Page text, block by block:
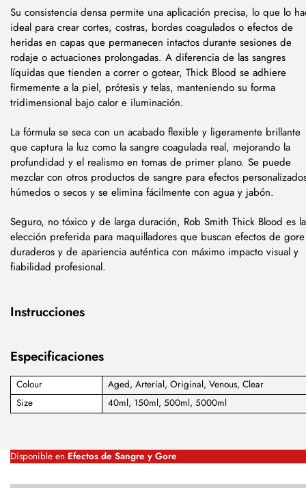
Su consistencia densa permite una aplicación precisa, lo que lo
ideal para crear cortes, costras, bordes coagulados o efectos de
heridas en capas que permanecen intactos durante sesiones de
rodaje o actuaciones prolongadas. A diferencia de las sangres
líquidas que tienden a correr o gotear, Thick Blood se adhiere
firmemente a la piel, prótesis y telas, manteniendo su forma
tridimensional bajo calor e iluminación.
La fórmula se seca con un acabado flexible y ligeramente brillante
que captura la luz como la sangre coagulada real, mejorando la
profundidad y el realismo en tomas de primer plano. Se puede
mezclar con otros productos de sangre para efectos
húmedos o secos y se elimina fácilmente con agua y jabón.
Seguro, no tóxico y de larga duración, Rob Smith Thick Blood es la
elección preferida para maquilladores que buscan efectos de gore
duraderos y de apariencia auténtica con máximo impacto visual y
fiabilidad profesional.
Instrucciones
Especificaciones
Colour
Aged, Arterial, Original, Venous, Clear
Size
40ml, 150ml, 500ml, 5000ml
Disponible en Efectos de Sangre y Gore